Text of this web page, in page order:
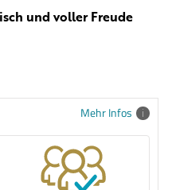
und voller Freude
Mehr Infos